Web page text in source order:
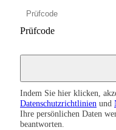
Prüfcode
Indem Sie hier klicken,
Datenschutzrichtlinien und
Ihre persönlichen Daten
beantworten.